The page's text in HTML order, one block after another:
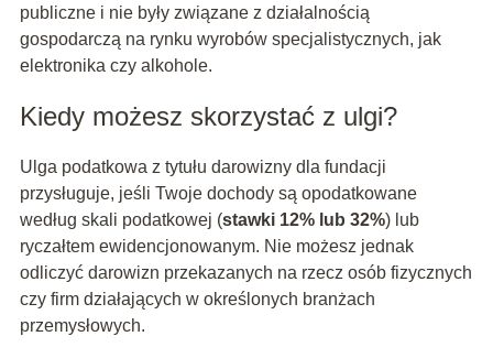
publiczne i nie były związane z działalnością
gospodarczą na rynku wyrobów specjalistycznych, jak
elektronika czy alkohole.
Kiedy możesz skorzystać z ulgi?
Ulga podatkowa z tytułu darowizny dla fundacji
przysługuje, jeśli Twoje dochody są opodatkowane
według skali podatkowej (stawki 12% lub 32%) lub
ryczałtem ewidencjonowanym. Nie możesz jednak
odliczyć darowizn przekazanych na rzecz osób fizycznych
czy firm działających w określonych branżach
przemysłowych.